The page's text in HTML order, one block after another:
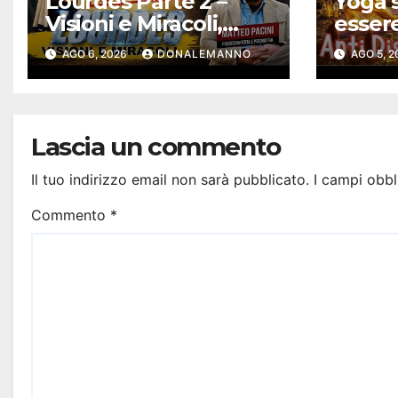
Visioni e Miracoli,
tutto spiegabile? |
Debunking |
AGO 6, 2026 DONALEMANNO
solari
AGO 5,
Lascia un commento
Il tuo indirizzo email non sarà pubblicato. I campi
Commento *